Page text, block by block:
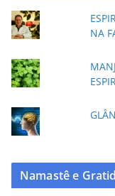
NA
Namastê e